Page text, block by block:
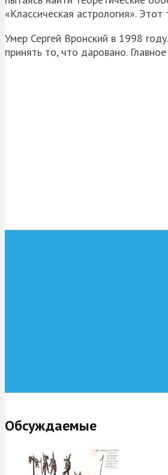
«Классическая астрология».
Умер Сергей Вронский в 1998
принять то, что даровано.
Обсуждаемые